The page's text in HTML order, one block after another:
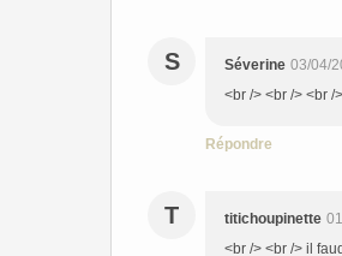
S Séverine 03/04/
<br /> <br /> <br /
Répondre
T titichoupinette
<br /> <br /> il